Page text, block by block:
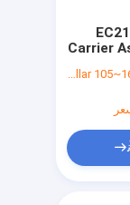
EC210
Carrier
Gear
dollar